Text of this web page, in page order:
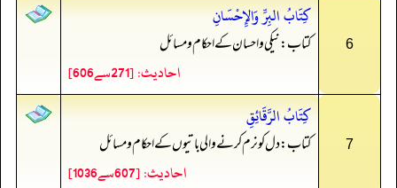
6
كِتَابُ البِرِّ وَالإِحْسَانِ
کتاب: نیکی و احسان کے احکام و مسائل
احادیث: [271سے606]
7
كِتَابُ الرَّقَائِقِ
کتاب: دل کو نرم کرنے والی باتیوں کے احکام و مسائل
احادیث: [607سے1036]